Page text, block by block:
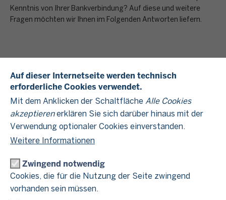
Auf dieser Internetseite werden technisch
erforderliche Cookies verwendet.
Mit dem Anklicken der Schaltfläche Alle Cookies
akzeptierenerklären Sie sich darüber hinaus mit der
Verwendung optionaler Cookies einverstanden.
Weitere Informationen
Zwingend notwendig
Cookies, die für die Nutzung der Seite zwingend
vorhanden sein müssen.
Kenntnis von Ihrer Bankverbindung? Auf diese und weitere
Fragen möchten wir Ihnen im Folgenden Antworten liefern.
1
Die
Banküberweisung
2
Die Verrechnung
Abtretung oder
Verpfändung
Die Banküberweisung
Die klassische Lösung: Überweisung Ihres